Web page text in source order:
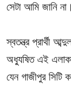
সেটা আমি জানি
স্বতন্ত্র প্রার্থী
অধ্যুষিত এই
যেন গাজীপুর সিটি